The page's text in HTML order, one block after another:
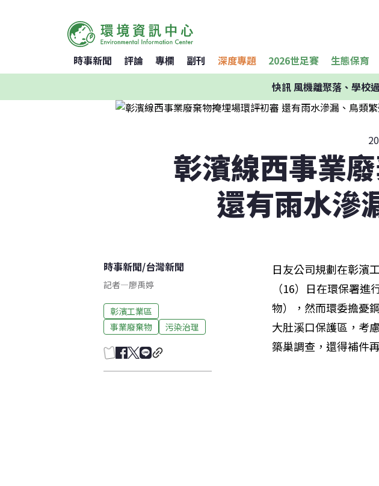
時事新聞 評論 專欄 副刊 深度專題 2026世足賽 生態保育
快訊風機離聚落、學校
彰濱線西事業
還有雨水滲
時事新聞/台灣新聞
記者—廖禹婷
彰濱工業區
事業廢棄物
污染治理
日友公司規劃在彰濱
（16）日在環保署
物），然而環委擔憂
大肚溪口保護區，考
築巢調查，還得補件